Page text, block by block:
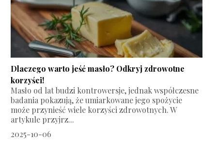
Dlaczego warto jeść masło? Odkryj zdrowotne
korzyści!
Masło od lat budzi kontrowersje, jednak współczesne
badania pokazują, że umiarkowane jego spożycie
może przynieść wiele korzyści zdrowotnych. W
artykule przyjrz...
2025-10-06